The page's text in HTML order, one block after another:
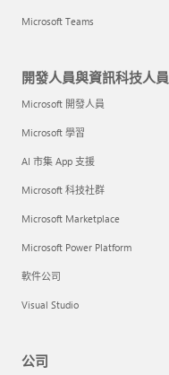
Microsoft Teams
開發人員與資訊科技人員
Microsoft 開發人員
Microsoft 學習
AI 市集 App 支援
Microsoft 科技社群
Microsoft Marketplace
Microsoft Power Platform
軟件公司
Visual Studio
公司